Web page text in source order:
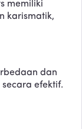
memiliki
karismatik,
dan
efektif.